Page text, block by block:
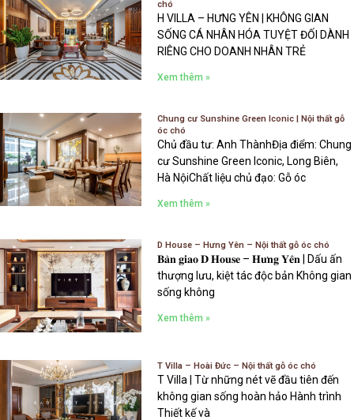
chó
H VILLA – HƯNG YÊN | KHÔNG GIAN
SỐNG CÁ NHÂN HÓA TUYỆT ĐỐI DÀNH
RIÊNG CHO DOANH NHÂN TRẺ
Xem thêm »
Chung cư Sunshine Green Iconic | Nội thất gỗ
óc chó
Chủ đầu tư: Anh ThànhĐịa điểm: Chung
cư Sunshine Green Iconic, Long Biên,
Hà NộiChất liệu chủ đạo: Gỗ óc
Xem thêm »
D House – Hưng Yên – Nội thất gỗ óc chó
𝐁𝐚̀𝐧 𝐠𝐢𝐚𝐨 𝐃 𝐇𝐨𝐮𝐬𝐞 – 𝐇𝐮̛𝐧𝐠 𝐘𝐞̂𝐧 | Dấu ấn
thượng lưu, kiệt tác độc bản Không gian
sống không
Xem thêm »
T Villa – Hoài Đức – Nội thất gỗ óc chó
T Villa | Từ những nét vẽ đầu tiên đến
không gian sống hoàn hảo Hành trình
Thiết kế và